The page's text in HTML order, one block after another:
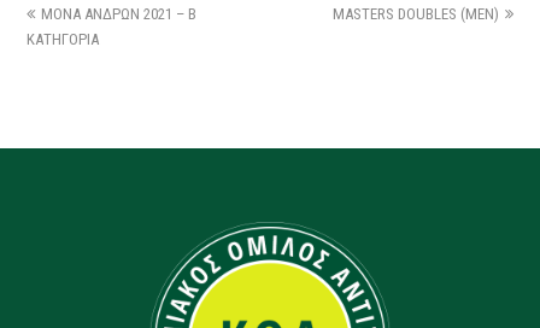
ΜΟΝΑ ΑΝΔΡΩΝ 2021 – Β
ΚΑΤΗΓΟΡΙΑ
MASTERS DOUBLES (MEN)